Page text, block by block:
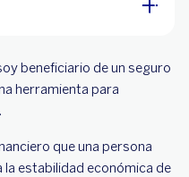
beneficiario de un
beneficiario de un seguro
herramienta para
que una persona
estabilidad económica de